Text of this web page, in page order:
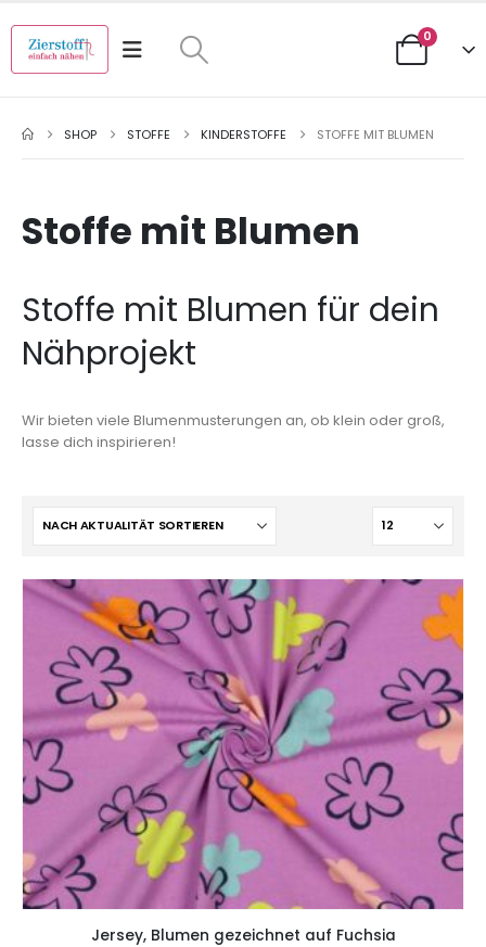
0
SHOP STOFFE KINDERSTOFFE STOFFE MIT BLUMEN
Stoffe mit Blumen
Stoffe mit Blumen für dein
Nähprojekt
Wir bieten viele Blumenmusterungen an, ob klein oder groß,
lasse dich inspirieren!
Jersey, Blumen gezeichnet auf Fuchsia